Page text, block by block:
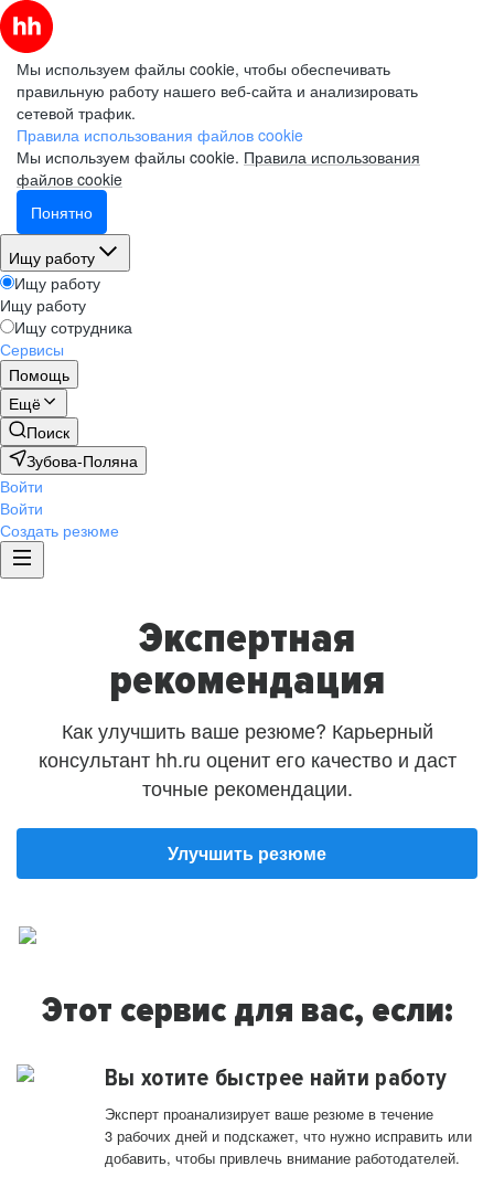
Мы используем файлы cookie, чтобы обеспечивать
правильную работу нашего веб-сайта и анализировать
сетевой трафик.
Правила использования файлов cookie
Мы используем файлы cookie. Правила использования
файлов cookie
Понятно
Ищу работу
Ищу работу
Ищу работу
Ищу сотрудника
Сервисы
Помощь
Ещё
Поиск
Зубова-Поляна
Войти
Войти
Создать резюме
Экспертная
рекомендация
Как улучшить ваше резюме? Карьерный
консультант hh.ru оценит его качество и даст
точные рекомендации.
Улучшить резюме
Этот сервис для вас, если:
Вы хотите быстрее найти работу
Эксперт проанализирует ваше резюме в течение
3 рабочих дней и подскажет, что нужно исправить или
добавить, чтобы привлечь внимание работодателей.